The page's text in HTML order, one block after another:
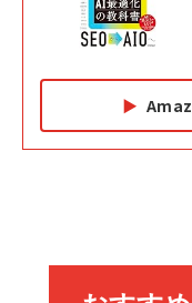
副業
￥1,870
カラ
￥880